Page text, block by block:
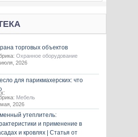
торговых объектов
Охранное оборудование
2026
для парикмахерских: что
Мебель
2026
утеплитель:
и применение в
и кровлях | Статья от